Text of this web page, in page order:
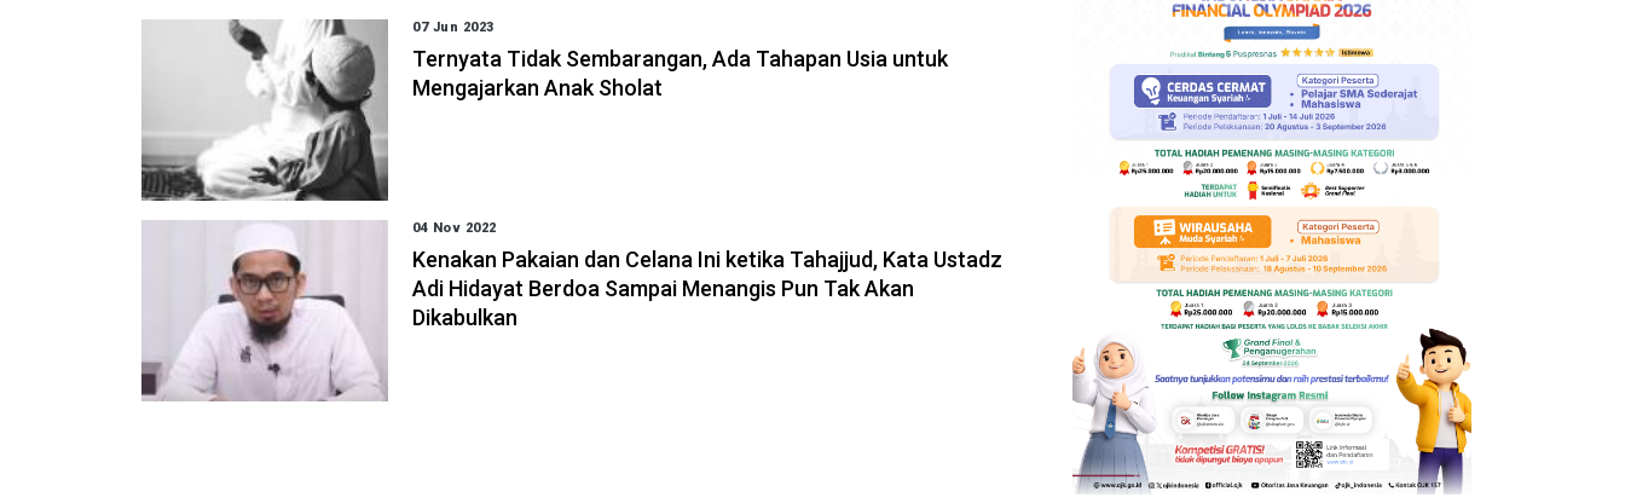
07 Jun 2023
Ternyata Tidak Sembarangan, Ada Tahapan Usia untuk
Mengajarkan Anak Sholat
04 Nov 2022
Kenakan Pakaian dan Celana Ini ketika Tahajjud, Kata Ustadz
Adi Hidayat Berdoa Sampai Menangis Pun Tak Akan
Dikabulkan